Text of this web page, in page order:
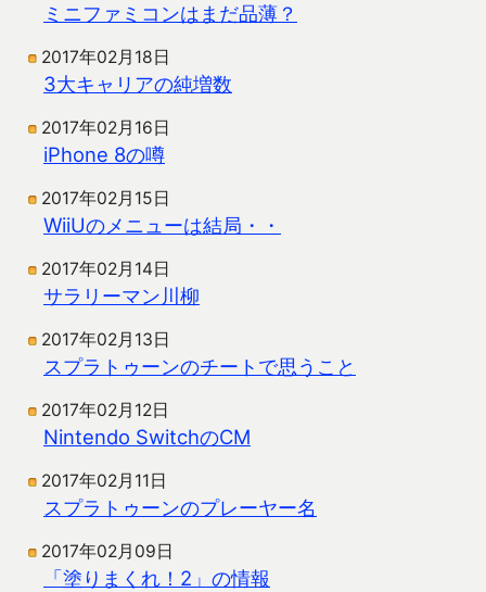
ミニファミコンはまだ品薄？
2017年02月18日
3大キャリアの純増数
2017年02月16日
iPhone 8の噂
2017年02月15日
WiiUのメニューは結局・・
2017年02月14日
サラリーマン川柳
2017年02月13日
スプラトゥーンのチートで思うこと
2017年02月12日
Nintendo SwitchのCM
2017年02月11日
スプラトゥーンのプレーヤー名
2017年02月09日
「塗りまくれ！2」の情報